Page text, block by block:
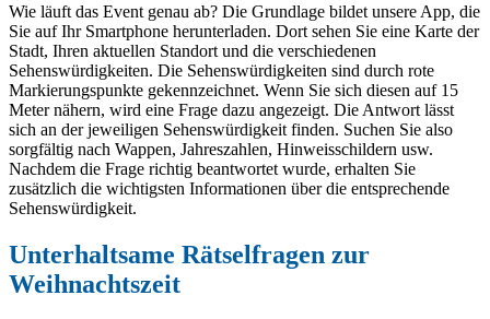
Wie läuft das Event genau ab? Die Grundlage bildet unsere App, die
Sie auf Ihr Smartphone herunterladen. Dort sehen Sie eine Karte der
Stadt, Ihren aktuellen Standort und die verschiedenen
Sehenswürdigkeiten. Die Sehenswürdigkeiten sind durch rote
Markierungspunkte gekennzeichnet. Wenn Sie sich diesen auf 15
Meter nähern, wird eine Frage dazu angezeigt. Die Antwort lässt
sich an der jeweiligen Sehenswürdigkeit finden. Suchen Sie also
sorgfältig nach Wappen, Jahreszahlen, Hinweisschildern usw.
Nachdem die Frage richtig beantwortet wurde, erhalten Sie
zusätzlich die wichtigsten Informationen über die entsprechende
Sehenswürdigkeit.
Unterhaltsame Rätselfragen zur
Weihnachtszeit